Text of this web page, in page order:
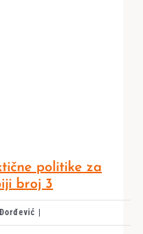
politike za
broj 3
|